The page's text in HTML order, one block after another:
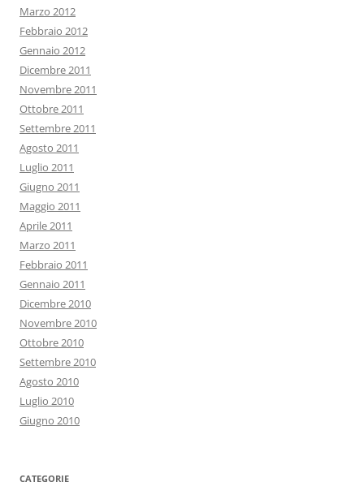
Marzo 2012
Febbraio 2012
Gennaio 2012
Dicembre 2011
Novembre 2011
Ottobre 2011
Settembre 2011
Agosto 2011
Luglio 2011
Giugno 2011
Maggio 2011
Aprile 2011
Marzo 2011
Febbraio 2011
Gennaio 2011
Dicembre 2010
Novembre 2010
Ottobre 2010
Settembre 2010
Agosto 2010
Luglio 2010
Giugno 2010
CATEGORIE